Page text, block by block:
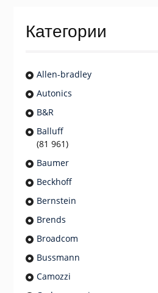
Категории
Allen-bradley
Autonics
B&R
Balluff
(81 961)
Baumer
Beckhoff
Bernstein
Brends
Broadcom
Bussmann
Camozzi